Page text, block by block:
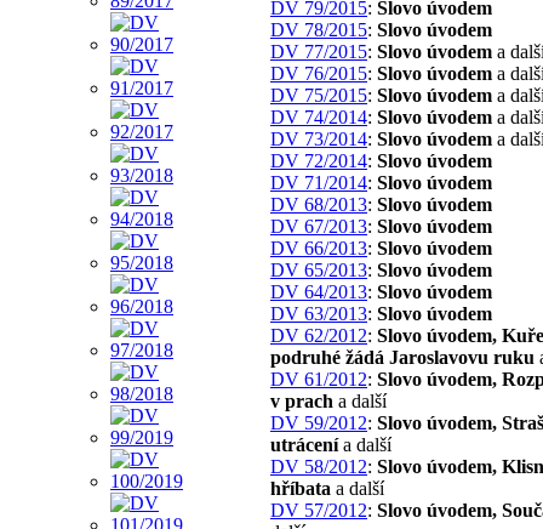
DV 79/2015: Slovo úvodem
DV 78/2015: Slovo úvodem
DV 77/2015: Slovo úvodem a
DV 76/2015: Slovo úvodem a
DV 75/2015: Slovo úvodem a
DV 74/2014: Slovo úvodem a
DV 73/2014: Slovo úvodem a
DV 72/2014: Slovo úvodem
DV 71/2014: Slovo úvodem
DV 68/2013: Slovo úvodem
DV 67/2013: Slovo úvodem
DV 66/2013: Slovo úvodem
DV 65/2013: Slovo úvodem
DV 64/2013: Slovo úvodem
DV 63/2013: Slovo úvodem
DV 62/2012: Slovo úvodem,
podruhé žádá Jaroslavovu ruku
DV 61/2012: Slovo úvodem,
v prach a další
DV 59/2012: Slovo úvodem,
utrácenía další
DV 58/2012: Slovo úvodem,
hříbata a další
DV 57/2012: Slovo úvodem,